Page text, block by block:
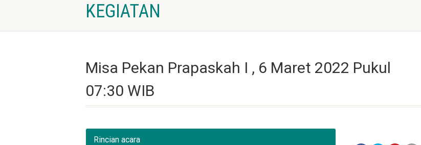
KEGIATAN
Misa Pekan Prapaskah I , 6 Maret 2022 Pukul
07:30 WIB
Rincian acara